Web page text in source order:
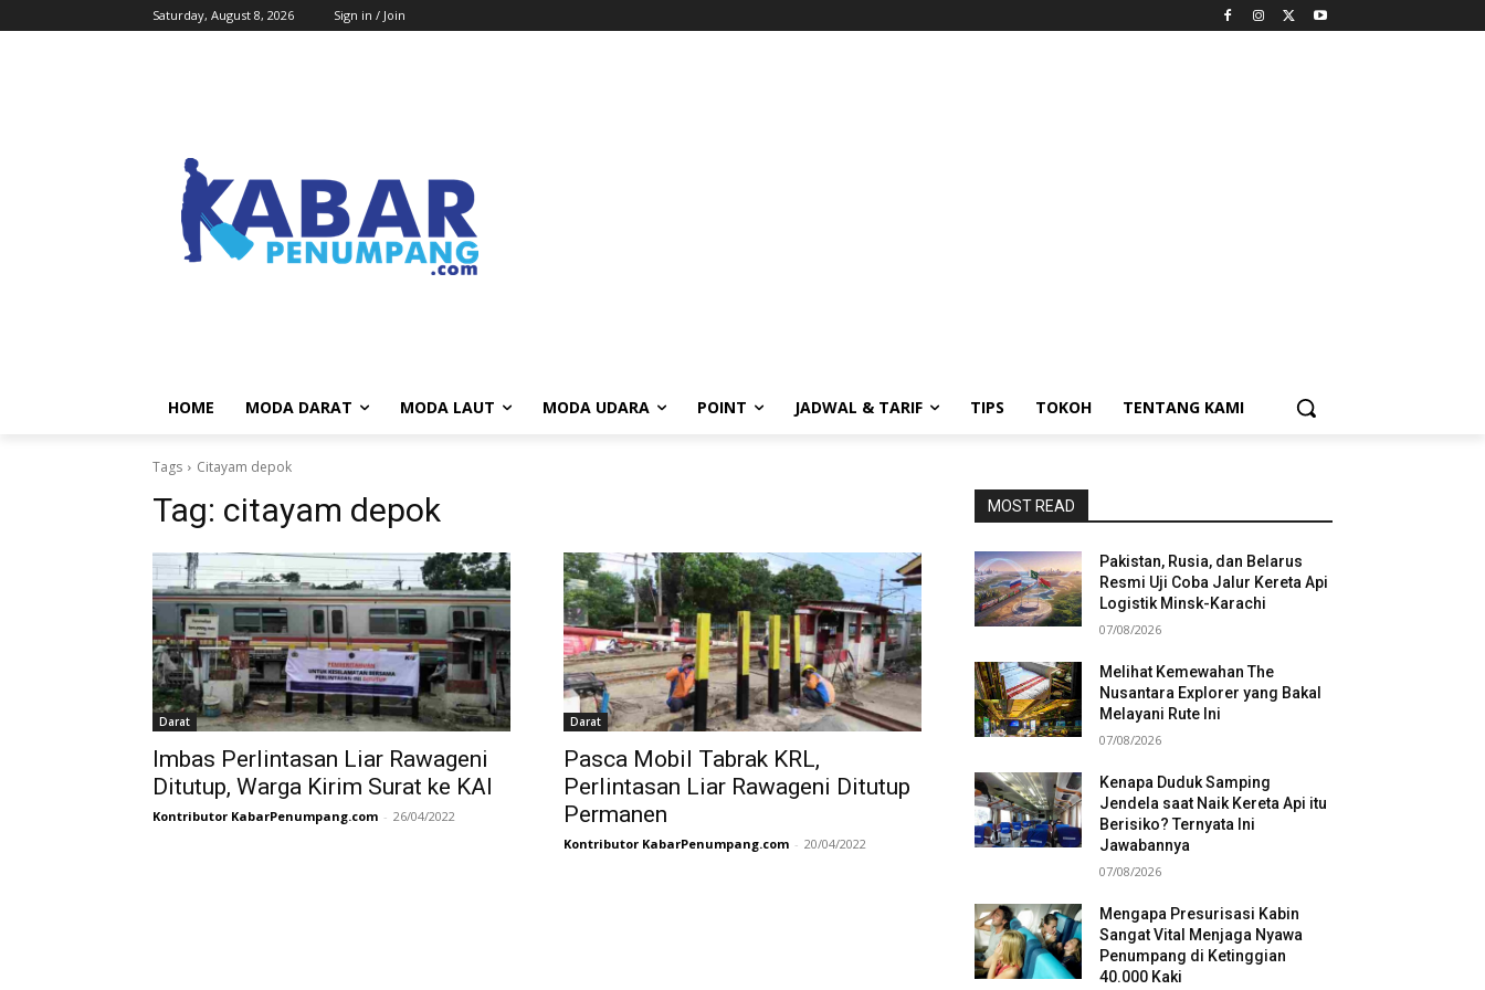
Saturday, August 8, 2026 Sign in / Join
HOME MODA DARAT MODA LAUT MODA UDARA POINT JADWAL & TARIF TIPS TOKOH TENTANG KAMI
Tags Citayam depok
Tag: citayam depok
Darat
Imbas Perlintasan Liar Rawageni
Ditutup, Warga Kirim Surat ke KAI
Kontributor KabarPenumpang.com - 26/04/2022
Darat
Pasca Mobil Tabrak KRL,
Perlintasan Liar Rawageni Ditutup
Permanen
Kontributor KabarPenumpang.com - 20/04/2022
MOST READ
Pakistan, Rusia, dan Belarus
Resmi Uji Coba Jalur Kereta Api
Logistik Minsk-Karachi
07/08/2026
Melihat Kemewahan The
Nusantara Explorer yang Bakal
Melayani Rute Ini
07/08/2026
Kenapa Duduk Samping
Jendela saat Naik Kereta Api itu
Berisiko? Ternyata Ini
Jawabannya
07/08/2026
Mengapa Presurisasi Kabin
Sangat Vital Menjaga Nyawa
Penumpang di Ketinggian
40.000 Kaki